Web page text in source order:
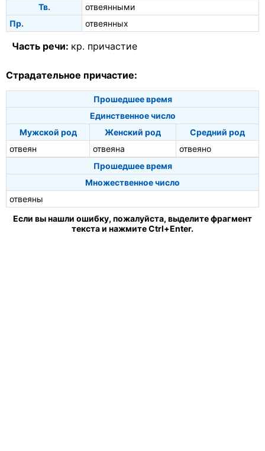
Тв.
отвеянными
Пр.
отвеянных
Часть речи: кр. причастие
Страдательное причастие:
Прошедшее время
Единственное число
Мужской род
Женский род
Средний род
отвеян
отвеяна
отвеяно
Прошедшее время
Множественное число
отвеяны
Если вы нашли ошибку, пожалуйста, выделите фрагмент
текста и нажмите Ctrl+Enter.